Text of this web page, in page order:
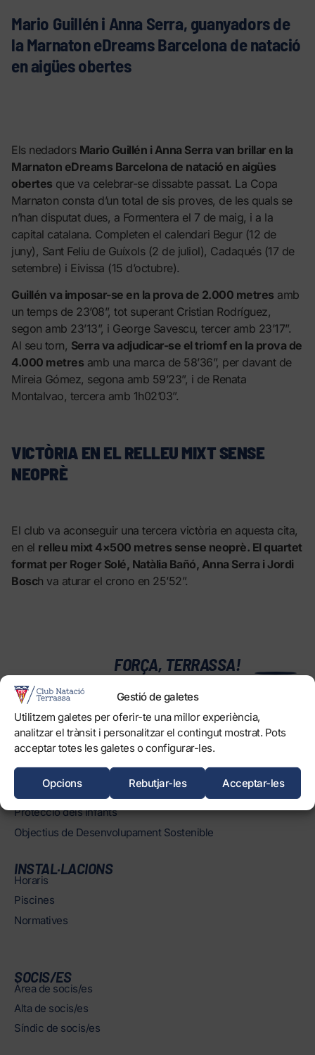
Gestió de galetes
Utilitzem galetes per oferir-te una millor experiència,
analitzar el trànsit i personalitzar el contingut mostrat. Pots
acceptar totes les galetes o configurar-les.
Acceptar-les
Rebutjar-les
Opcions
Mario Guillén i Anna Serra, guanyadors de
la Marnaton eDreams Barcelona de natació
en aigües obertes
Els nedadors Mario Guillén i Anna Serra van brillar en la
Marnaton eDreams Barcelona de natació en aigües
obertes que va celebrar-se dissabte passat. La Copa
Marnaton consta d’un total de sis proves, de les quals se
n’han disputat dues, a Formentera el 7 de maig, i a la
capital catalana. Completen el calendari Begur (12 de
juny), Sant Feliu de Guíxols (2 de juliol), Cadaqués (17 de
setembre) i Eivissa (15 d’octubre).
Guillén va imposar-se en la prova de 2.000 metres amb
un temps de 23’08”, tot superant Cristian Rodríguez,
segon amb 23’13”, i George Savescu, tercer amb 23’17”.
Al seu torn, Serra va adjudicar-se el triomf en la prova de
4.000 metres amb una marca de 58’36”, per davant de
Mireia Gómez, segona amb 59’23”, i de Renata
Montalvao, tercera amb 1h02’03”.
VICTÒRIA EN EL RELLEU MIXT SENSE
NEOPRÈ
El club va aconseguir una tercera victòria en aquesta cita,
en el relleu mixt 4×500 metres sense neoprè. El quartet
format per Roger Solé, Natàlia Bañó, Anna Serra i Jordi
Bosch va aturar el crono en 25’52”.
FORÇA, TERRASSA!
EL CLUB
Història
Òrgans
Informació corporativa i transparència
Treballa amb nosaltres
Protecció dels Infants
Objectius de Desenvolupament Sostenible
INSTAL·LACIONS
Horaris
Piscines
Normatives
SOCIS/ES
Àrea de socis/es
Alta de socis/es
Síndic de socis/es